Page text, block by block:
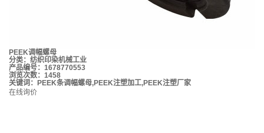
PEEK调幅螺母
分类： 纺织印染机械工业
产品编号：1678770553
浏览次数：1458
关键词：
PEEK条调幅螺母,PEEK注塑加工,PEEK注塑厂家
在线询价